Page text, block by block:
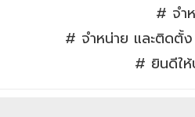
# จำ
# จำหน่าย และติดตั้ง
# ยินดีให้